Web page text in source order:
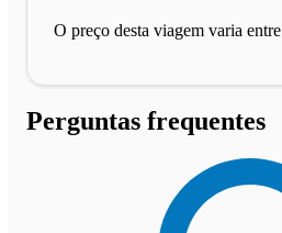
O preço desta viagem varia entre
Perguntas frequentes